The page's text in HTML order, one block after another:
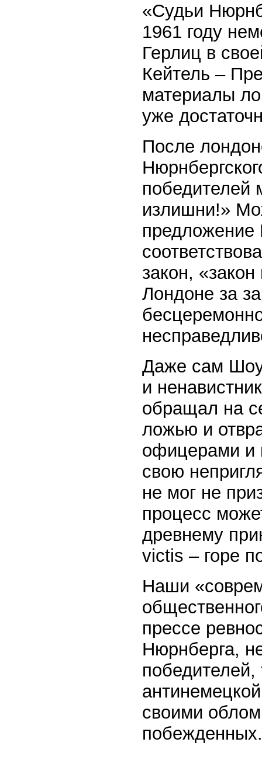
«Судьи
1961 году
Герлиц в
Кейтель –
материалы
уже
После
победителей
излишни!»
предложение
закон,
Лондоне за
Даже сам
и
обращал на
ложью и
офицерами и
свою
не мог не
процесс
древнему
victis – горе
Наши
прессе
Нюрнберга,
победителей,
своими
побежденных.